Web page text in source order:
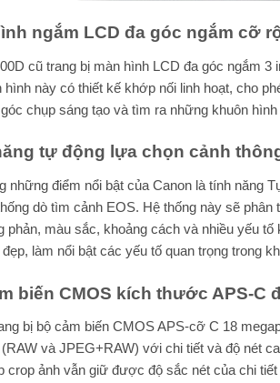
ngắm LCD đa góc ngắm cỡ
cũ trang bị màn hình LCD đa góc ngắm
hình này có thiết kế khớp nối linh hoạt, cho
chụp sáng tạo và tìm ra những khuôn hình
tự động lựa chọn cảnh
những điểm nổi bật của Canon là tính năng
dò tìm cảnh EOS. Hệ thống này sẽ
phản, màu sắc, khoảng cách và nhiều yếu
làm nổi bật các yếu tố quan trọng trong
biến CMOS kích thước APS-C
bị bộ cảm biến CMOS APS-cỡ C 18
và JPEG+RAW) với chi tiết và độ nét
crop ảnh vẫn giữ được độ sắc nét của chi